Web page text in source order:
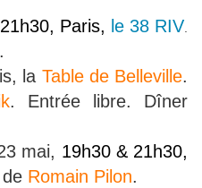
Paris, le 38 RIV
.
la Table de Belleville.
. Entrée libre. Dîner
mai, 19h30 & 21h30,
Romain Pilon.